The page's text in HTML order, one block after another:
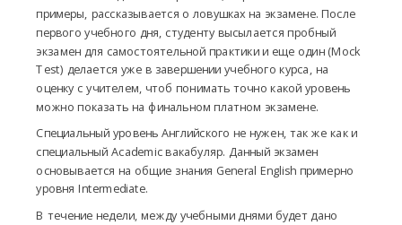
примеры, рассказывается о ловушках на экзамене. После
первого учебного дня, студенту высылается пробный
экзамен для самостоятельной практики и еще один (Mock
Test) делается уже в завершении учебного курса, на
оценку с учителем, чтоб понимать точно какой уровень
можно показать на финальном платном экзамене.
Специальный уровень Английского не нужен, так же как и
специальный Academic вакабуляр. Данный экзамен
основывается на общие знания General English примерно
уровня Intermediate.
В течение недели, между учебными днями будет дано